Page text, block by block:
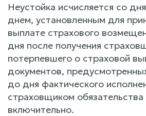
Неустойка исчисляется со
днем, установленным для
выплате страхового
дня после получения
потерпевшего о страховой
документов,
до дня фактического
страховщиком
включительно.